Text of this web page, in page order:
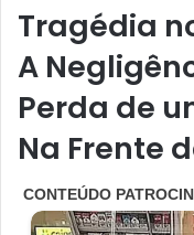
Tragédia
A
Perda de
Na Frente